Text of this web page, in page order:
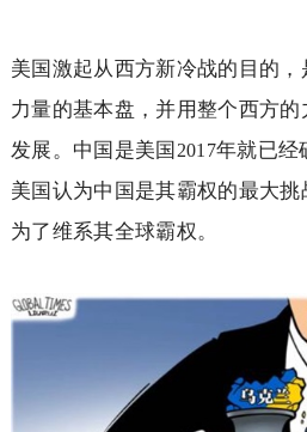
美国激起从西方新冷战的目的
力量的基本盘，并用整个西方
发展。中国是美国 2017年就已经
美国认为中国是其霸权的最大
为了维系其全球霸权。